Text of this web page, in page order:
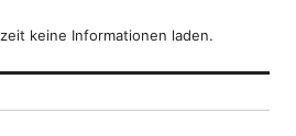
keine Informationen laden.